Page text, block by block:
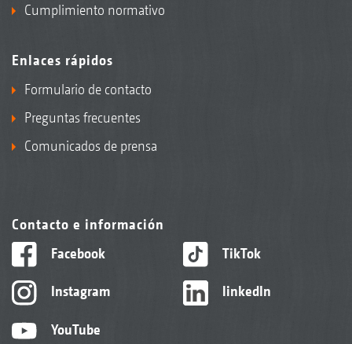
Cumplimiento normativo
Enlaces rápidos
Formulario de contacto
Preguntas frecuentes
Comunicados de prensa
Contacto e información
Facebook
Instagram
YouTube
TikTok
linkedIn